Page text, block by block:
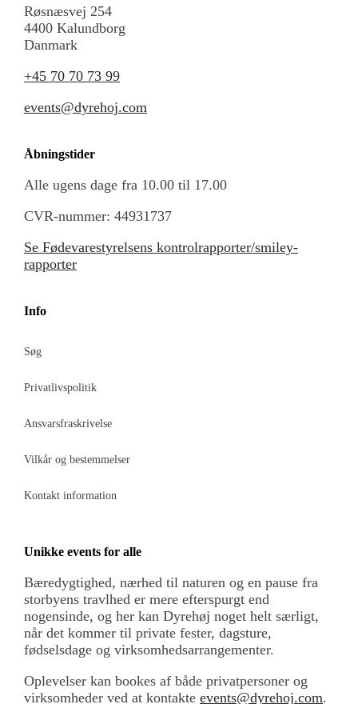
Røsnæsvej 254
4400 Kalundborg
Danmark
+45 70 70 73 99
events@dyrehoj.com
Åbningstider
Alle ugens dage fra 10.00 til 17.00
CVR-nummer: 44931737
Se Fødevarestyrelsens kontrolrapporter/smiley-
rapporter
Info
Søg
Privatlivspolitik
Ansvarsfraskrivelse
Vilkår og bestemmelser
Kontakt information
Unikke events for alle
Bæredygtighed, nærhed til naturen og en pause fra
storbyens travlhed er mere efterspurgt end
nogensinde, og her kan Dyrehøj noget helt særligt,
når det kommer til private fester, dagsture,
fødselsdage og virksomhedsarrangementer.
Oplevelser kan bookes af både privatpersoner og
virksomheder ved at kontakte events@dyrehoj.com.